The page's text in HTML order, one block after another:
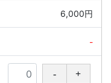
6,000円
-